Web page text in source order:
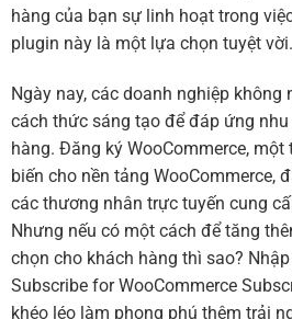
hàng của bạn sự linh hoạt trong
plugin này là một lựa chọn tuyệt vời.
Ngày nay, các doanh nghiệp
cách thức sáng tạo để đáp ứng
hàng. Đăng ký WooCommerce,
biến cho nền tảng WooCommerce,
các thương nhân trực tuyến cung
Nhưng nếu có một cách để tăng
chọn cho khách hàng thì sao?
Subscribe for WooCommerce
khéo léo làm phong phú thêm trải